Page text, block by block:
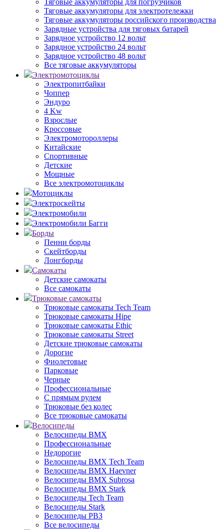
Тяговые аккумуляторы для погрузчиков
Тяговые аккумуляторы для электротележки
Тяговые аккумуляторы российского производства
Зарядные устройства для тяговых батарей
Зарядное устройство 12 вольт
Зарядное устройство 24 вольт
Зарядное устройство 48 вольт
Все тяговые аккумуляторы
Электромотоциклы
Электропитбайки
Чоппер
Эндуро
4 Kw
Взрослые
Кроссовые
Электромотороллеры
Китайские
Спортивные
Детские
Мощные
Все электромотоциклы
Мотоциклы
Электроскейты
Электромобили
Электромобили Багги
Борды
Пенни борды
Скейтборды
Лонгборды
Самокаты
Детские самокаты
Все самокаты
Трюковые самокаты
Трюковые самокаты Tech Team
Трюковые самокаты Hipe
Трюковые самокаты Ethic
Трюковые самокаты Street
Детские трюковые самокаты
Дорогие
Фиолетовые
Парковые
Черные
Профессиональные
С прямым рулем
Трюковые без колес
Все трюковые самокаты
Велосипеды
Велосипеды BMX
Профессиональные
Недорогие
Велосипеды BMX Tech Team
Велосипеды BMX Haevner
Велосипеды BMX Subrosa
Велосипеды BMX Stark
Велосипеды Tech Team
Велосипеды Stark
Велосипеды РВЗ
Все велосипеды